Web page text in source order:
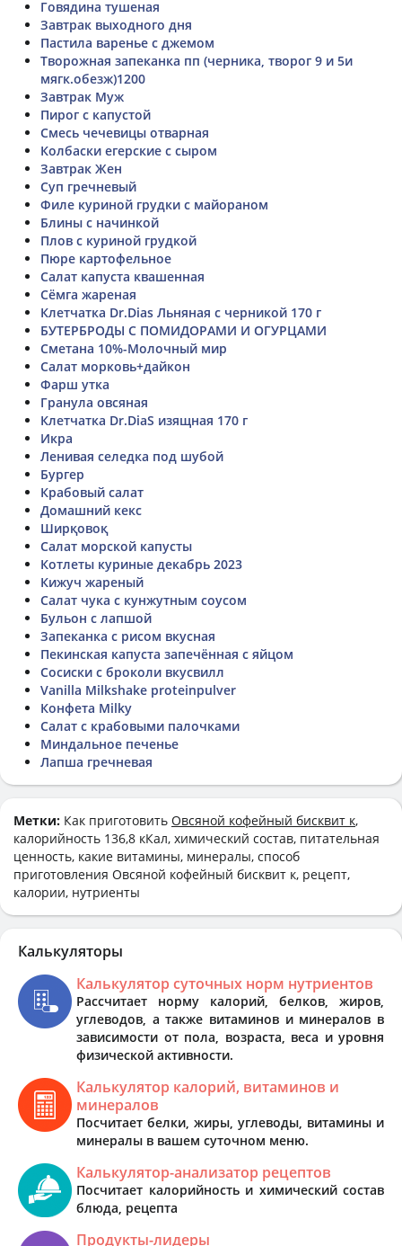
Говядина тушеная
Завтрак выходного дня
Пастила варенье с джемом
Творожная запеканка пп (черника, творог 9 и 5и
мягк.обезж)1200
Завтрак Муж
Пирог с капустой
Смесь чечевицы отварная
Колбаски егерские с сыром
Завтрак Жен
Суп гречневый
Филе куриной грудки с майораном
Блины с начинкой
Плов с куриной грудкой
Пюре картофельное
Салат капуста квашенная
Сёмга жареная
Клетчатка Dr.Dias Льняная с черникой 170 г
БУТЕРБРОДЫ С ПОМИДОРАМИ И ОГУРЦАМИ
Сметана 10%-Молочный мир
Салат морковь+дайкон
Фарш утка
Гранула овсяная
Клетчатка Dr.DiaS изящная 170 г
Икра
Ленивая селедка под шубой
Бургер
Крабовый салат
Домашний кекс
Ширқовоқ
Салат морской капусты
Котлеты куриные декабрь 2023
Кижуч жареный
Салат чука с кунжутным соусом
Бульон с лапшой
Запеканка с рисом вкусная
Пекинская капуста запечённая с яйцом
Сосиски с броколи вкусвилл
Vanilla Milkshake proteinpulver
Конфета Milky
Салат с крабовыми палочками
Миндальное печенье
Лапша гречневая
Метки: Как приготовить Овсяной кофейный бисквит к,
калорийность 136,8 кКал, химический состав, питательная
ценность, какие витамины, минералы, способ
приготовления Овсяной кофейный бисквит к, рецепт,
калории, нутриенты
Калькуляторы
Калькулятор суточных норм нутриентов
Рассчитает норму калорий, белков, жиров,
углеводов, а также витаминов и минералов в
зависимости от пола, возраста, веса и уровня
физической активности.
Калькулятор калорий, витаминов и
минералов
Посчитает белки, жиры, углеводы, витамины и
минералы в вашем суточном меню.
Калькулятор-анализатор рецептов
Посчитает калорийность и химический состав
блюда, рецепта
Продукты-лидеры